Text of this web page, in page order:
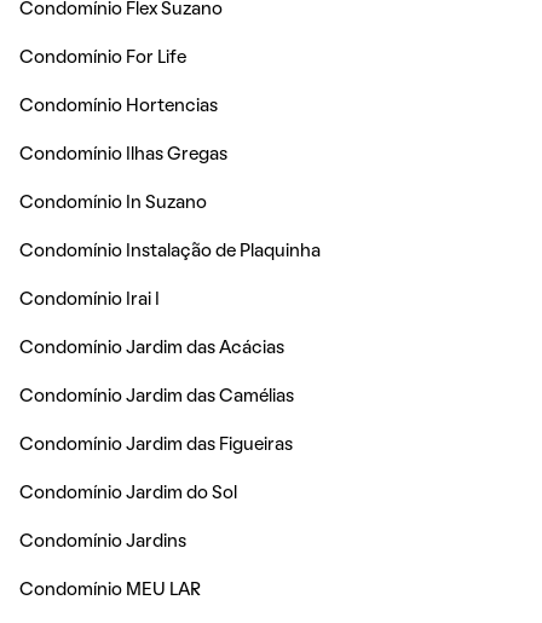
Condomínio Flex Suzano
Condomínio For Life
Condomínio Hortencias
Condomínio Ilhas Gregas
Condomínio In Suzano
Condomínio Instalação de Plaquinha
Condomínio Irai I
Condomínio Jardim das Acácias
Condomínio Jardim das Camélias
Condomínio Jardim das Figueiras
Condomínio Jardim do Sol
Condomínio Jardins
Condomínio MEU LAR